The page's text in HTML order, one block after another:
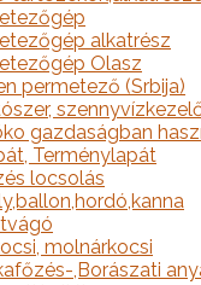
alkatrész
Olasz
permetező (Srbija)
gazdaságban
Terménylapát
locsolás
molnárkocsi
,Borászati